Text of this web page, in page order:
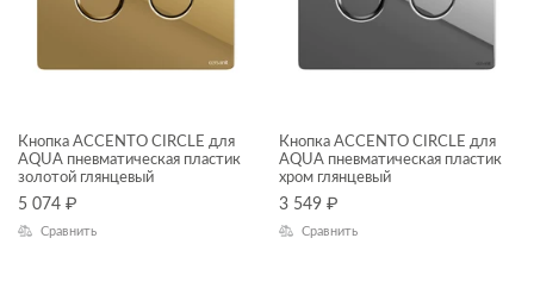
ЦЕНА, ₽
ЦВЕТ
Кнопка ACCENTO CIRCLE для
AQUA пневматическая пластик
золотой глянцевый
5 074 ₽
Сравнить
Кнопка ACCENTO CIRCLE для
AQUA пневматическая пластик
хром глянцевый
3 549 ₽
Сравнить